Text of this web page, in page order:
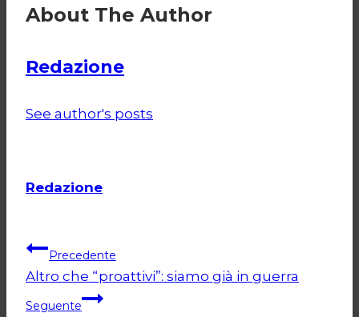
About The Author
Redazione
See author's posts
Redazione
Navigazione
articoli
Precedente
Altro che “proattivi”: siamo già in guerra
Seguente